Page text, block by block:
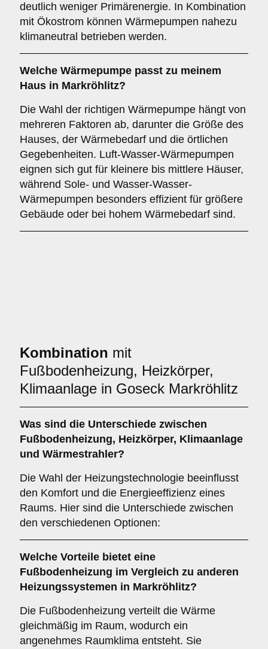
deutlich weniger Primärenergie. In Kombination
mit Ökostrom können Wärmepumpen nahezu
klimaneutral betrieben werden.
Welche Wärmepumpe passt zu meinem
Haus in Markröhlitz?
Die Wahl der richtigen Wärmepumpe hängt von
mehreren Faktoren ab, darunter die Größe des
Hauses, der Wärmebedarf und die örtlichen
Gegebenheiten. Luft-Wasser-Wärmepumpen
eignen sich gut für kleinere bis mittlere Häuser,
während Sole- und Wasser-Wasser-
Wärmepumpen besonders effizient für größere
Gebäude oder bei hohem Wärmebedarf sind.
Kombination mit
Fußbodenheizung, Heizkörper,
Klimaanlage in Goseck Markröhlitz
Was sind die Unterschiede zwischen
Fußbodenheizung, Heizkörper, Klimaanlage
und Wärmestrahler?
Die Wahl der Heizungstechnologie beeinflusst
den Komfort und die Energieeffizienz eines
Raums. Hier sind die Unterschiede zwischen
den verschiedenen Optionen:
Welche Vorteile bietet eine
Fußbodenheizung im Vergleich zu anderen
Heizungssystemen in Markröhlitz?
Die Fußbodenheizung verteilt die Wärme
gleichmäßig im Raum, wodurch ein
angenehmes Raumklima entsteht. Sie